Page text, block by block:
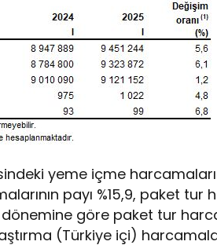
yeme içme
payı %15,9, paket tur
dönemine göre paket tur
(Türkiye içi)